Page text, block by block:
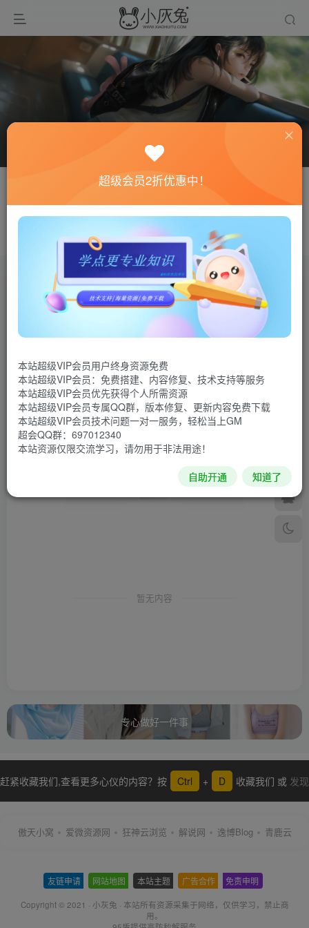
a2678598
有时候，一点微不足道的肯定，对我却意义非凡
收藏0 评论0 粉丝0
排序
暂无内容
专心做好一件事
赶紧收藏我们,查看更多心仪的内容？按 Ctrl + D 收藏我们 或 发现
傲天小窝 爱微资源网 狂神云浏览 解说网 逸博Blog 青鹿云
友链申请 网站地图 本站主题 广告合作 免责申明
Copyright © 2021 · 小灰兔 · 本站所有资源采集于网络，仅供学习，禁止商
用。
超级会员2折优惠中！
本站超级VIP会员用户终身资源免费
本站超级VIP会员：免费搭建、内容修复、技术支持等服务
本站超级VIP会员优先获得个人所需资源
本站超级VIP会员专属QQ群，版本修复、更新内容免费下载
本站超级VIP会员技术问题一对一服务，轻松当上GM
超会QQ群：697012340
本站资源仅限交流学习，请勿用于非法用途！
自助开通 知道了